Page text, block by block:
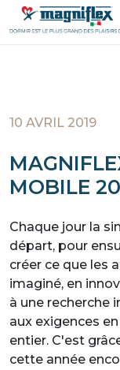
10 AVRIL 2019
MOBILE
Chaque jour la
départ, pour
créer ce que les
imaginé, en
à une recherche
aux exigences
entier. C'est
cette année